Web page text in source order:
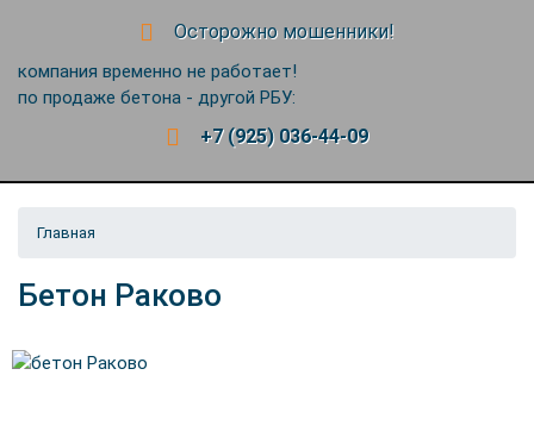
Осторожно мошенники!
компания временно не работает!
по продаже бетона - другой РБУ:
+7 (925) 036-44-09
Главная
Бетон Раково